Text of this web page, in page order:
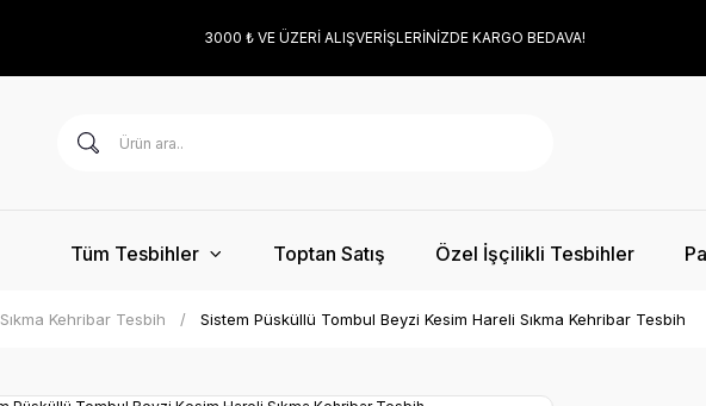
3000 ₺ VE ÜZERİ ALIŞVERİŞLERİNİZDE KARGO BEDAVA!
Tüm Tesbihler Toptan Satış Özel İşçilikli Tesbihler
Sıkma Kehribar Tesbih Sistem Püsküllü Tombul Beyzi Kesim Hareli Sıkma Kehribar Tesbih